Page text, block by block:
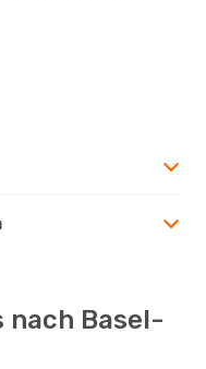
nach Basel-